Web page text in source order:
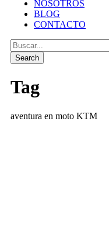
NOSOTROS
BLOG
CONTACTO
Tag
aventura en moto KTM